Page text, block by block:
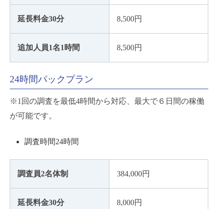
延長料金30分 8,500円
追加人員1名1時間 8,500円
24時間パックプラン
※1回の調査を最低4時間から対応、最大で６日間の稼働
が可能です。
調査時間24時間
調査員2名体制 384,000円
延長料金30分 8,000円